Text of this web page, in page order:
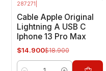
287271
Cable Apple Original
Lightning A USB C
Iphone 13 Pro Max
$14.900$18.900